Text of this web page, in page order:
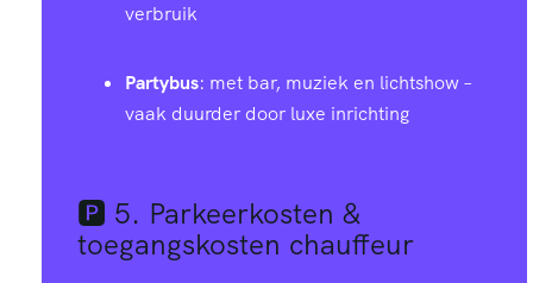
verbruik
Partybus: met bar, muziek en lichtshow –
vaak duurder door luxe inrichting
🅿️ 5. Parkeerkosten &
toegangskosten chauffeur